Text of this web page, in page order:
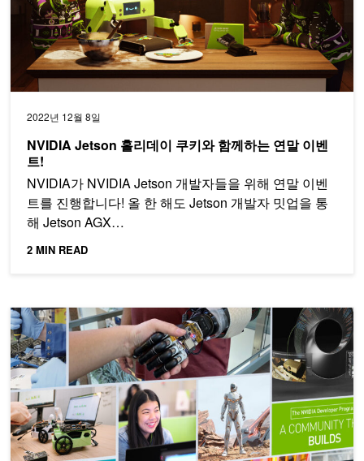
2022년 12월 8일
NVIDIA Jetson 홀리데이 쿠키와 함께하는 연말 이벤
트!
NVIDIA가 NVIDIA Jetson 개발자들을 위해 연말 이벤
트를 진행합니다! 올 한 해도 Jetson 개발자 밋업을 통
해 Jetson AGX…
2 MIN READ
2022년 NVIDIA에서 준비한 기술 데모 세션 총정리!